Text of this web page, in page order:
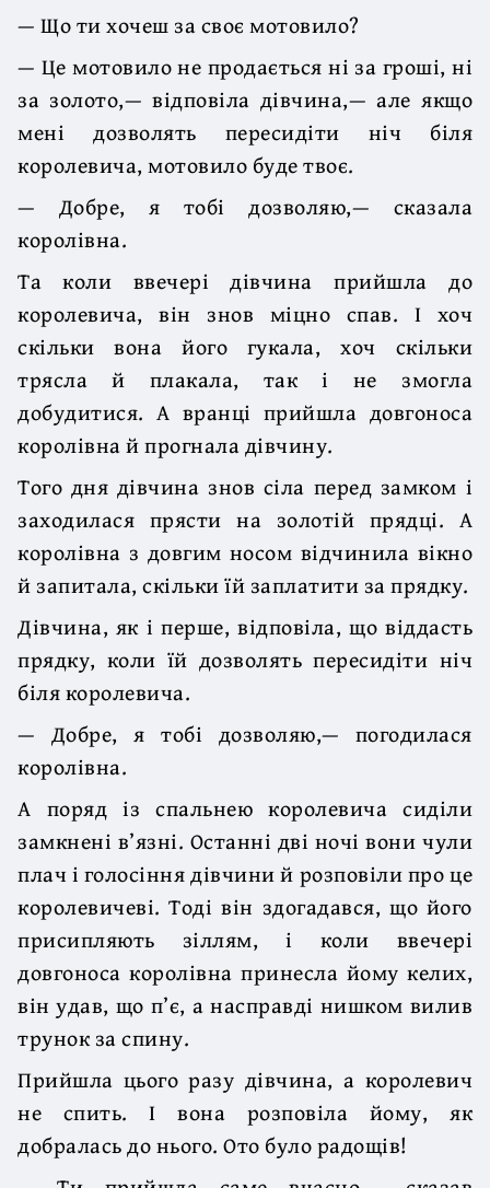
— Що ти хочеш за своє мотовило?
— Це мотовило не продається ні за гроші, ні
за золото,— відповіла дівчина,— але якщо
мені дозволять пересидіти ніч біля
королевича, мотовило буде твоє.
— Добре, я тобі дозволяю,— сказала
королівна.
Та коли ввечері дівчина прийшла до
королевича, він знов міцно спав. І хоч
скільки вона його гукала, хоч скільки
трясла й плакала, так і не змогла
добудитися. А вранці прийшла довгоноса
королівна й прогнала дівчину.
Того дня дівчина знов сіла перед замком і
заходилася прясти на золотій прядці. А
королівна з довгим носом відчинила вікно
й запитала, скільки їй заплатити за прядку.
Дівчина, як і перше, відповіла, що віддасть
прядку, коли їй дозволять пересидіти ніч
біля королевича.
— Добре, я тобі дозволяю,— погодилася
королівна.
А поряд із спальнею королевича сиділи
замкнені в’язні. Останні дві ночі вони чули
плач і голосіння дівчини й розповіли про це
королевичеві. Тоді він здогадався, що його
присипляють зіллям, і коли ввечері
довгоноса королівна принесла йому келих,
він удав, що п’є, а насправді нишком вилив
трунок за спину.
Прийшла цього разу дівчина, а королевич
не спить. І вона розповіла йому, як
добралась до нього. Ото було радощів!